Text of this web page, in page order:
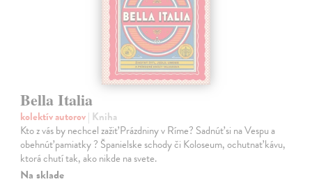
Bella Italia
kolektív autorov| Kniha
Kto z vás by nechcel zažiť Prázdniny v Ríme? Sadnúť si na Vespu a
obehnúť pamiatky ? Španielske schody či Koloseum, ochutnať kávu,
ktorá chutí tak, ako nikde na svete.
Na sklade